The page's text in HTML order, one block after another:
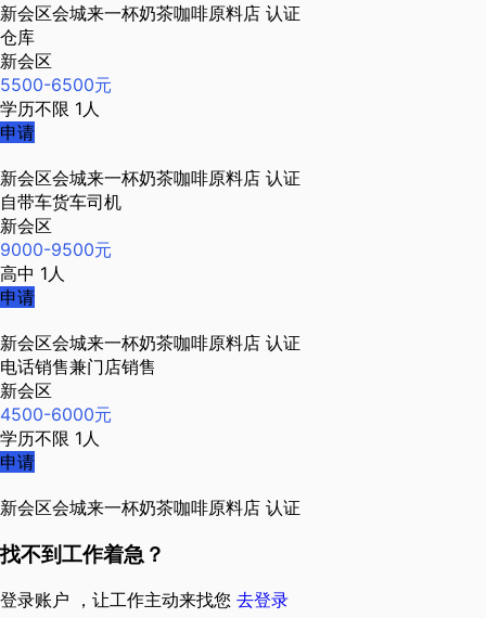
新会区会城来一杯奶茶咖啡原料店 认证
仓库
新会区
5500-6500元
学历不限 1人
申请
新会区会城来一杯奶茶咖啡原料店 认证
自带车货车司机
新会区
9000-9500元
高中 1人
申请
新会区会城来一杯奶茶咖啡原料店 认证
电话销售兼门店销售
新会区
4500-6000元
学历不限 1人
申请
新会区会城来一杯奶茶咖啡原料店 认证
找不到工作着急？
登录账户 ，让工作主动来找您 去登录